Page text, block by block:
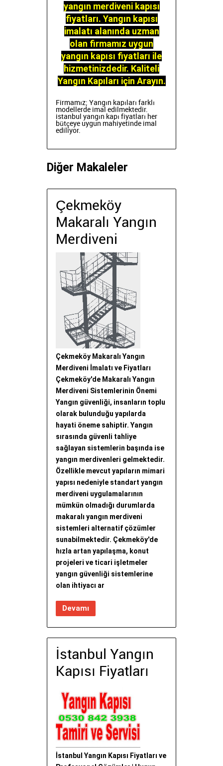
yangın merdiveni kapısı
fiyatları. Yangın kapısı
imalatı alanında uzman
olan firmamız uygun
yangın kapısı fiyatları ile
hizmetinizdedir. Kaliteli
Yangın Kapıları için Arayın.
Firmamız; Yangın kapıları farklı
modellerde imal edilmektedir.
istanbul yangın kapı fiyatları her
bütçeye uygun mahiyetinde imal
ediliyor.
Diğer Makaleler
Çekmeköy
Makaralı Yangın
Merdiveni
Çekmeköy Makaralı Yangın
Merdiveni İmalatı ve Fiyatları
Çekmeköy'de Makaralı Yangın
Merdiveni Sistemlerinin Önemi
Yangın güvenliği, insanların toplu
olarak bulunduğu yapılarda
hayati öneme sahiptir. Yangın
sırasında güvenli tahliye
sağlayan sistemlerin başında ise
yangın merdivenleri gelmektedir.
Özellikle mevcut yapıların mimari
yapısı nedeniyle standart yangın
merdiveni uygulamalarının
mümkün olmadığı durumlarda
makaralı yangın merdiveni
sistemleri alternatif çözümler
sunabilmektedir. Çekmeköy'de
hızla artan yapılaşma, konut
projeleri ve ticari işletmeler
yangın güvenliği sistemlerine
olan ihtiyacı ar
Devamı
İstanbul Yangın
Kapısı Fiyatları
İstanbul Yangın Kapısı Fiyatları ve